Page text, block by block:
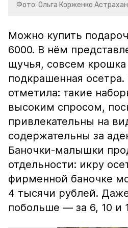
Фото: Ольга Корженко
Можно купить
6000. В нём
щучья, совсем крошка
подкрашенная
отметила: такие
высоким спросом,
привлекательны на
содержательны за
Баночки-малышки
отдельности: икру
фирменной баночке
4 тысячи рублей.
побольше — за 6, 10 и